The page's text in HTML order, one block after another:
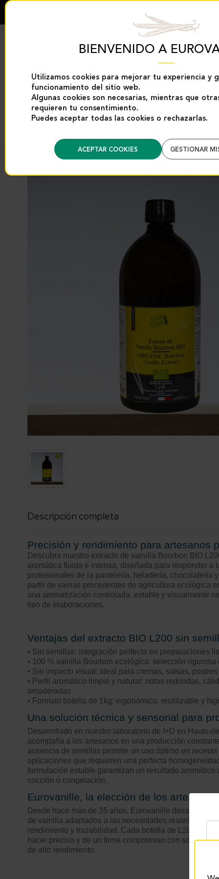
BIENVENIDO A
Utilizamos cookies para mejorar tu experiencia y
funcionamiento del sitio web.
Algunas cookies son necesarias, mientras que
requieren tu consentimiento.
Puedes aceptar todas las cookies o rechazarlas.
ACEPTAR COOKIES GESTIONAR
EXCLUSIVIDADES
EUROVANILLE
VAINILLA
Descripción completa
Precisión y rendimiento para artesanos
Descubra nuestro extracto de vainilla Bourbon BIO
aromática fluida e intensa, diseñada para responder a
profesionales de la pastelería, heladería, chocolatería
partir de vainas procedentes de agricultura ecológica
una aromatización controlada, estable y visualmente
tipo de elaboraciones.
Ventajas del extracto BIO L200 sin
• Sin semillas: integración perfecta en preparaciones
• 100 % vainilla Bourbon ecológica: selección
• Sin impacto visual: ideal para cremas, salsas,
• Perfil aromático limpio y natural: notas redondas,
amaderadas
• Formato botella de 1kg: ergonómico, reutilizable y
Una solución técnica y sensorial para
Desarrollado en nuestro laboratorio de I+D en Hauts-
acompaña a los artesanos en una producción
ausencia de semillas permite un uso óptimo en
aplicaciones que requieren una perfecta
formulación estable garantizan un resultado aromático
cocción o congelación.
Eurovanille, la elección de los
Desde hace más de 35 años, Eurovanille desarrolla
de vainilla adaptados a las necesidades reales de los
rendimiento y trazabilidad. Cada botella de L200 BIO
hacer preciso y de un firme compromiso con
de alto rendimiento.